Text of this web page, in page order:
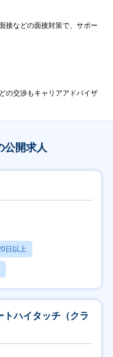
接などの面接対策で、サポー
の交渉もキャリアアドバイザ
公開求人
日以上
トハイタッチ（クラ